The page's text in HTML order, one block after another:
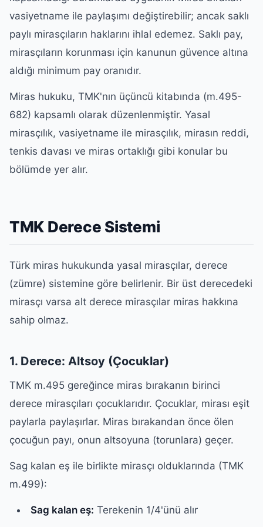
vasiyetname ile paylaşımı değiştirebilir; ancak saklı
paylı mirasçıların haklarını ihlal edemez. Saklı pay,
mirasçıların korunması için kanunun güvence altına
aldığı minimum pay oranıdır.
Miras hukuku, TMK'nın üçüncü kitabında (m.495-
682) kapsamlı olarak düzenlenmiştir. Yasal
mirasçılık, vasiyetname ile mirasçılık, mirasın reddi,
tenkis davası ve miras ortaklığı gibi konular bu
bölümde yer alır.
TMK Derece Sistemi
Türk miras hukukunda yasal mirasçılar, derece
(zümre) sistemine göre belirlenir. Bir üst derecedeki
mirasçı varsa alt derece mirasçılar miras hakkına
sahip olmaz.
1. Derece: Altsoy (Çocuklar)
TMK m.495 gereğince miras bırakanın birinci
derece mirasçıları çocuklarıdır. Çocuklar, mirası eşit
paylarla paylaşırlar. Miras bırakandan önce ölen
çocuğun payı, onun altsoyuna (torunlara) geçer.
Sag kalan eş ile birlikte mirasçı olduklarında (TMK
m.499):
Sag kalan eş: Terekenin 1/4'ünü alır